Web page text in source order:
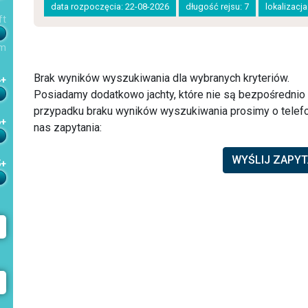
data rozpoczęcia: 22-08-2026 długość rejsu: 7
Brak wyników wyszukiwania dla wybranych kryteriów.
Posiadamy dodatkowo jachty, które nie są
przypadku braku wyników wyszukiwania prosimy o
nas zapytania:
WYŚLIJ